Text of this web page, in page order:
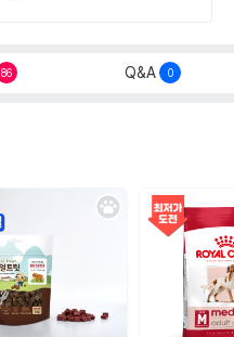
86 Q&A 0